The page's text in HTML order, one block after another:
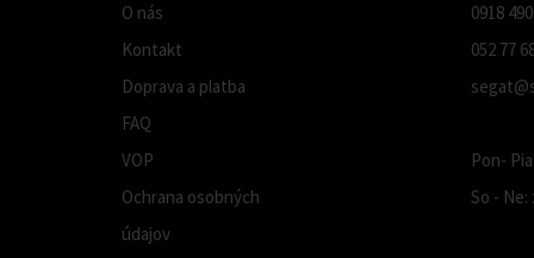
O nás
Kontakt
Doprava a platba
FAQ
VOP
Ochrana osobných
údajov
0918
052 77
Pon-
So -